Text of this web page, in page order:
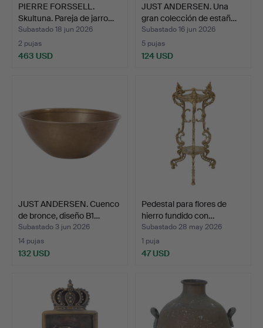
PIERRE FORSSELL.
Skultuna. Pareja de jarro…
Subastado 18 jun 2026
2 pujas
463 USD
JUST ANDERSEN. Una
gran colección de estañ…
Subastado 16 jun 2026
5 pujas
124 USD
JUST ANDERSEN. Cuenco
de bronce, diseño B1…
Subastado 3 jun 2026
14 pujas
132 USD
Pedestal para flores de
hierro fundido con…
Subastado 28 may 2026
1 puja
47 USD